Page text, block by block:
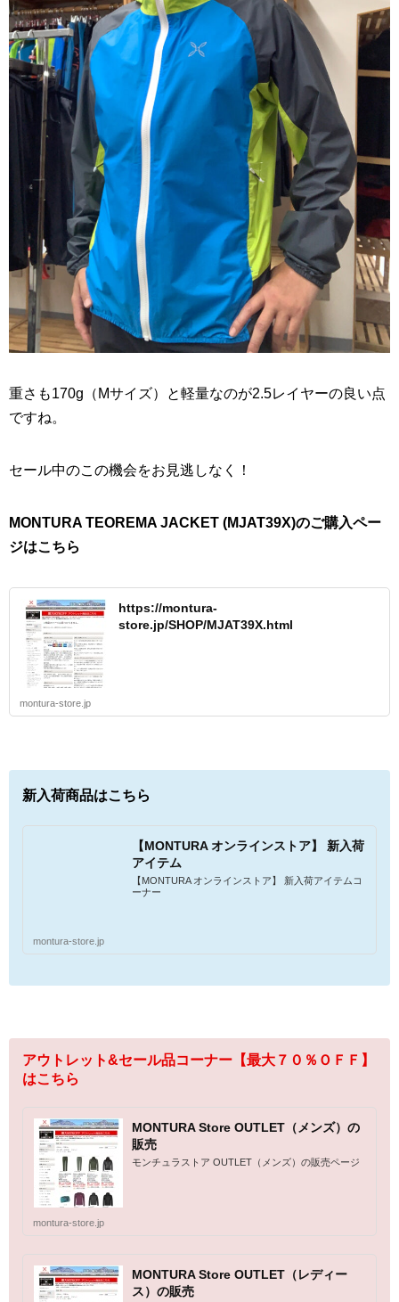
重さも170g（Mサイズ）と軽量なのが2.5レイヤーの良い点
ですね。
セール中のこの機会をお見逃しなく！
MONTURA TEOREMA JACKET (MJAT39X)のご購入ペー
ジはこちら
https://montura-
store.jp/SHOP/MJAT39X.html
montura-store.jp
新入荷商品はこちら
【MONTURA オンラインストア】 新入荷
アイテム
【MONTURA オンラインストア】 新入荷アイテムコ
ーナー
montura-store.jp
アウトレット&セール品コーナー【最大７０％ＯＦＦ】
はこちら
MONTURA Store OUTLET（メンズ）の
販売
モンチュラストア OUTLET（メンズ）の販売ページ
montura-store.jp
MONTURA Store OUTLET（レディー
ス）の販売